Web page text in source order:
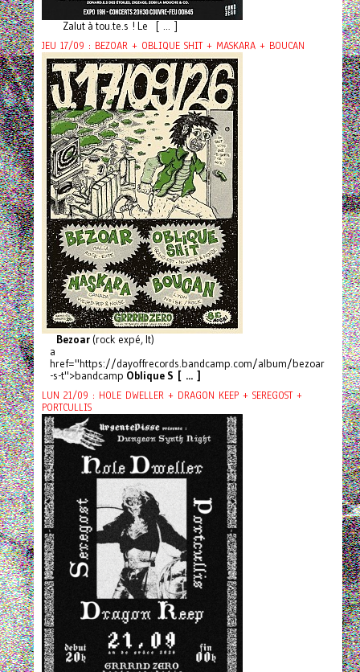
Zalut à tou.te.s ! Le [ ... ]
JEU 17/09 : BEZOAR + OBLIQUE SHIT + MASKARA + BOUCAN
Bezoar(rock expé, It)
a
href="https://dayoffrecords.bandcamp.com/album/bezoar
-s-t">bandcamp Oblique S [ ... ]
LUN 21/09 : HOLE DWELLER + DRAGON KEEP + SEREGOST +
PORTCULLIS